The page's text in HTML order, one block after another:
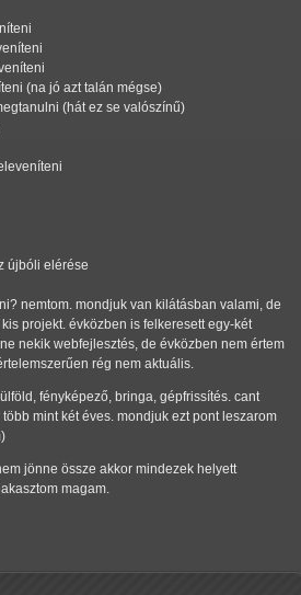
(na jó azt talán mégse)
(hát ez se valószínű)
újbóli elérése
nemtom. mondjuk van kilátásban valami, de
projekt. évközben is felkeresett egy-két
nekik webfejlesztés, de évközben nem értem
rég nem aktuális.
fényképező, bringa, gépfrissítés. cant
mint két éves. mondjuk ezt pont leszarom
jönne össze akkor mindezek helyett
magam.